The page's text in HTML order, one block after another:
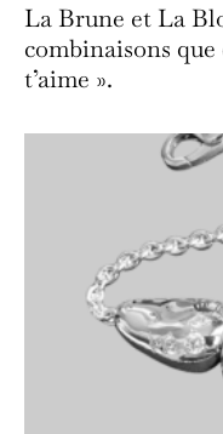
La Brune et La
combinaisons que
t’aime ».